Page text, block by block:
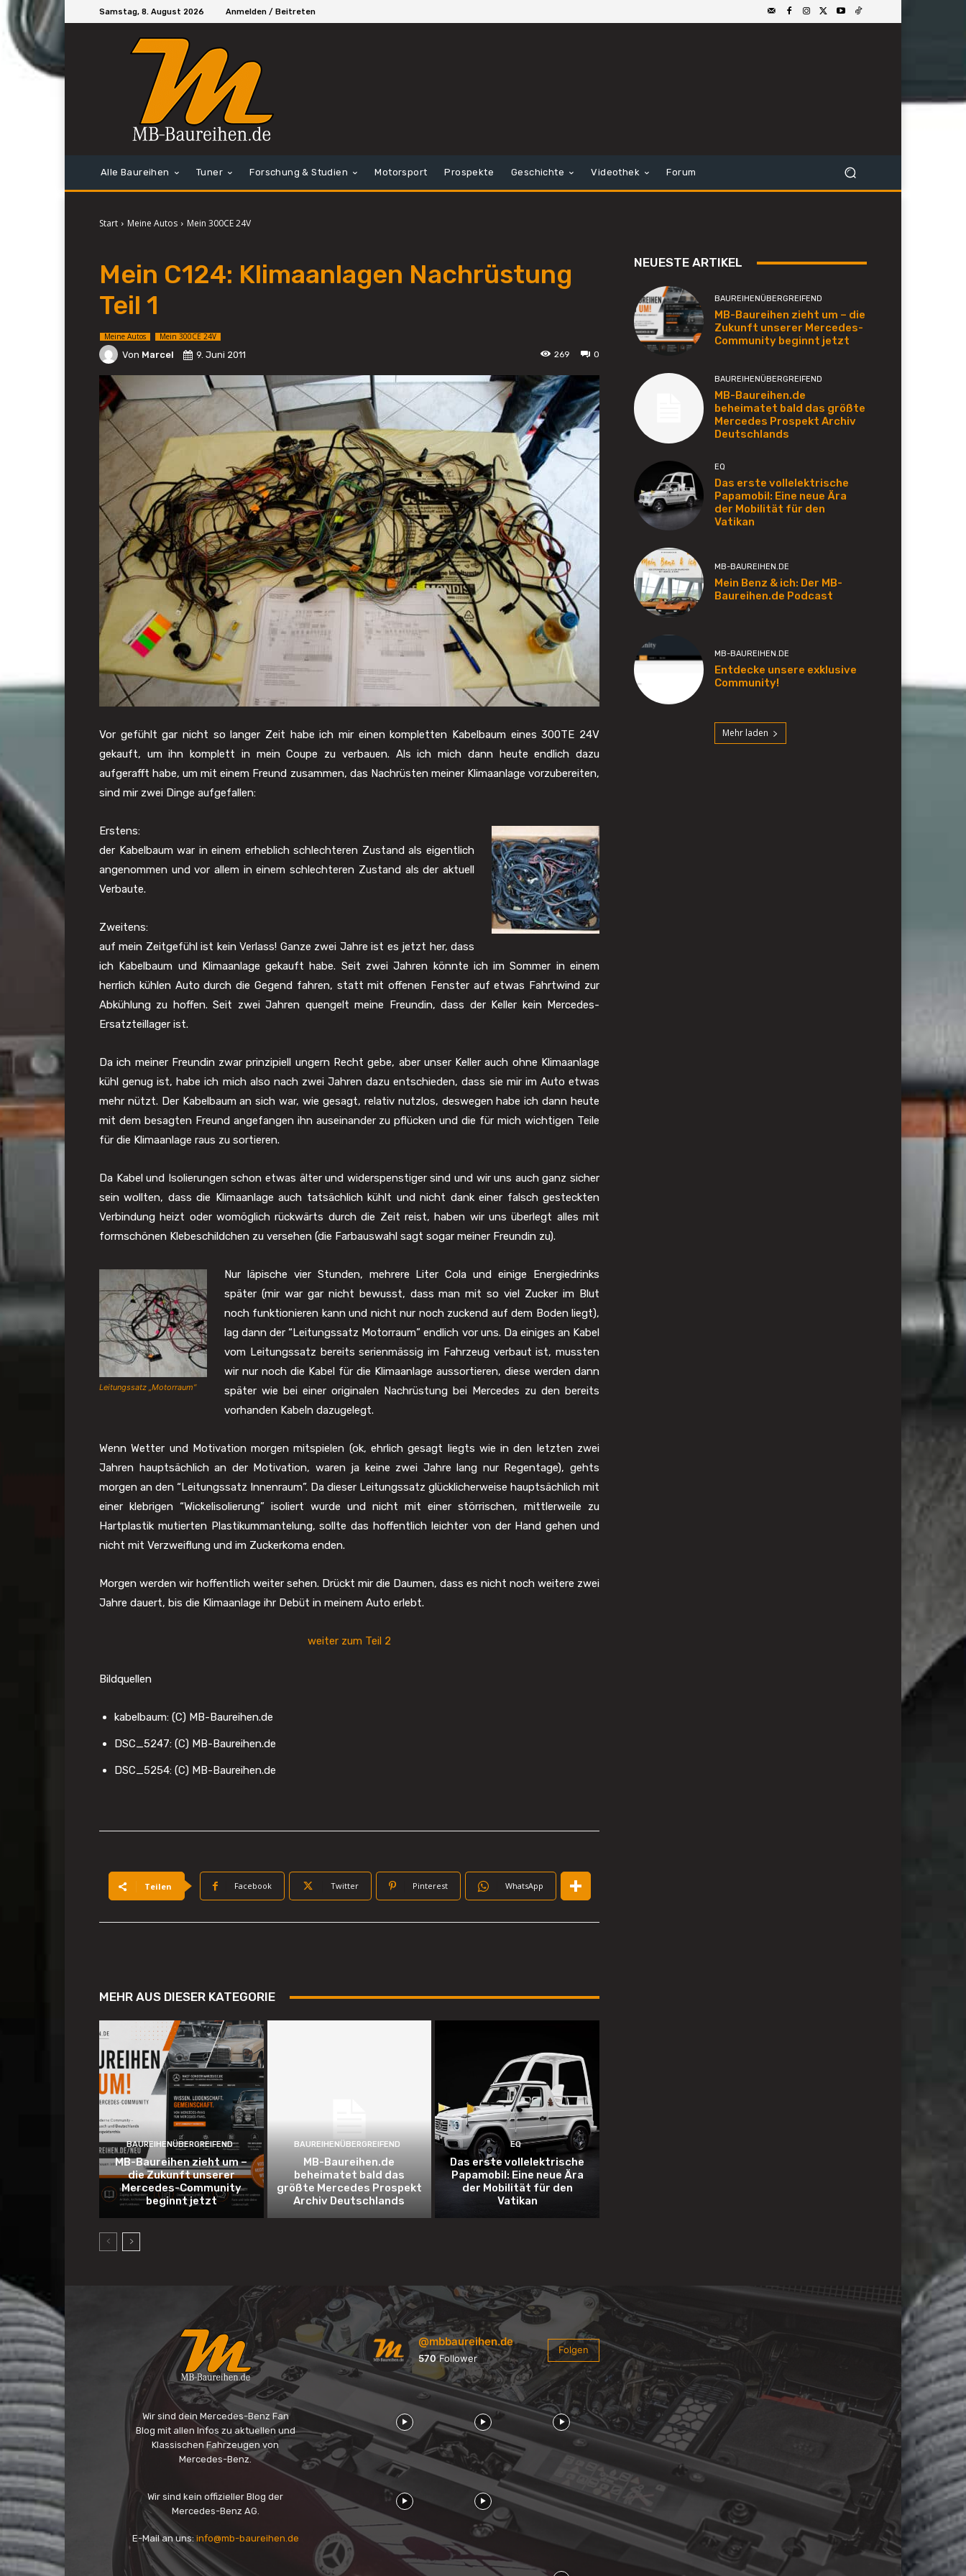
Samstag, 8. August 2026 Anmelden / Beitreten
Alle Baureihen Tuner Forschung & Studien Motorsport Prospekte Geschichte Videothek Forum
Start Meine Autos Mein 300CE 24V
Mein C124: Klimaanlagen Nachrüstung
Teil 1
Meine Autos Mein 300CE 24V
Von Marcel 0
9. Juni 2011 269
Vor gefühlt gar nicht so langer Zeit habe ich mir einen kompletten Kabelbaum eines 300TE 24V
gekauft, um ihn komplett in mein Coupe zu verbauen. Als ich mich dann heute endlich dazu
aufgerafft habe, um mit einem Freund zusammen, das Nachrüsten meiner Klimaanlage vorzubereiten,
sind mir zwei Dinge aufgefallen:
Erstens:
der Kabelbaum war in einem erheblich schlechteren Zustand als eigentlich
angenommen und vor allem in einem schlechteren Zustand als der aktuell
Verbaute.
Zweitens:
auf mein Zeitgefühl ist kein Verlass! Ganze zwei Jahre ist es jetzt her, dass
ich Kabelbaum und Klimaanlage gekauft habe. Seit zwei Jahren könnte ich im Sommer in einem
herrlich kühlen Auto durch die Gegend fahren, statt mit offenen Fenster auf etwas Fahrtwind zur
Abkühlung zu hoffen. Seit zwei Jahren quengelt meine Freundin, dass der Keller kein Mercedes-
Ersatzteillager ist.
Da ich meiner Freundin zwar prinzipiell ungern Recht gebe, aber unser Keller auch ohne Klimaanlage
kühl genug ist, habe ich mich also nach zwei Jahren dazu entschieden, dass sie mir im Auto etwas
mehr nützt. Der Kabelbaum an sich war, wie gesagt, relativ nutzlos, deswegen habe ich dann heute
mit dem besagten Freund angefangen ihn auseinander zu pflücken und die für mich wichtigen Teile
für die Klimaanlage raus zu sortieren.
Da Kabel und Isolierungen schon etwas älter und widerspenstiger sind und wir uns auch ganz sicher
sein wollten, dass die Klimaanlage auch tatsächlich kühlt und nicht dank einer falsch gesteckten
Verbindung heizt oder womöglich rückwärts durch die Zeit reist, haben wir uns überlegt alles mit
formschönen Klebeschildchen zu versehen (die Farbauswahl sagt sogar meiner Freundin zu).
Leitungssatz „Motorraum“
Nur läpische vier Stunden, mehrere Liter Cola und einige Energiedrinks
später (mir war gar nicht bewusst, dass man mit so viel Zucker im Blut
noch funktionieren kann und nicht nur noch zuckend auf dem Boden liegt),
lag dann der “Leitungssatz Motorraum” endlich vor uns. Da einiges an Kabel
vom Leitungssatz bereits serienmässig im Fahrzeug verbaut ist, mussten
wir nur noch die Kabel für die Klimaanlage aussortieren, diese werden dann
später wie bei einer originalen Nachrüstung bei Mercedes zu den bereits
vorhanden Kabeln dazugelegt.
Wenn Wetter und Motivation morgen mitspielen (ok, ehrlich gesagt liegts wie in den letzten zwei
Jahren hauptsächlich an der Motivation, waren ja keine zwei Jahre lang nur Regentage), gehts
morgen an den “Leitungssatz Innenraum”. Da dieser Leitungssatz glücklicherweise hauptsächlich mit
einer klebrigen “Wickelisolierung” isoliert wurde und nicht mit einer störrischen, mittlerweile zu
Hartplastik mutierten Plastikummantelung, sollte das hoffentlich leichter von der Hand gehen und
nicht mit Verzweiflung und im Zuckerkoma enden.
Morgen werden wir hoffentlich weiter sehen. Drückt mir die Daumen, dass es nicht noch weitere zwei
Jahre dauert, bis die Klimaanlage ihr Debüt in meinem Auto erlebt.
weiter zum Teil 2
Bildquellen
kabelbaum: (C) MB-Baureihen.de
DSC_5247: (C) MB-Baureihen.de
DSC_5254: (C) MB-Baureihen.de
Teilen Facebook Twitter Pinterest WhatsApp
MEHR AUS DIESER KATEGORIE
BAUREIHENÜBERGREIFEND
MB-Baureihen zieht um –
die Zukunft unserer
Mercedes-Community
beginnt jetzt
BAUREIHENÜBERGREIFEND
MB-Baureihen.de
beheimatet bald das
größte Mercedes Prospekt
Archiv Deutschlands
EQ
Das erste vollelektrische
Papamobil: Eine neue Ära
der Mobilität für den
Vatikan
NEUESTE ARTIKEL
BAUREIHENÜBERGREIFEND
MB-Baureihen zieht um – die
Zukunft unserer Mercedes-
Community beginnt jetzt
BAUREIHENÜBERGREIFEND
MB-Baureihen.de
beheimatet bald das größte
Mercedes Prospekt Archiv
Deutschlands
EQ
Das erste vollelektrische
Papamobil: Eine neue Ära
der Mobilität für den
Vatikan
MB-BAUREIHEN.DE
Mein Benz & ich: Der MB-
Baureihen.de Podcast
MB-BAUREIHEN.DE
Entdecke unsere exklusive
Community!
Mehr laden
Wir sind dein Mercedes-Benz Fan
Blog mit allen Infos zu aktuellen und
Klassischen Fahrzeugen von
Mercedes-Benz.
Wir sind kein offizieller Blog der
Mercedes-Benz AG.
E-Mail an uns: info@mb-baureihen.de
@mbbaureihen.de
570Follower
Folgen